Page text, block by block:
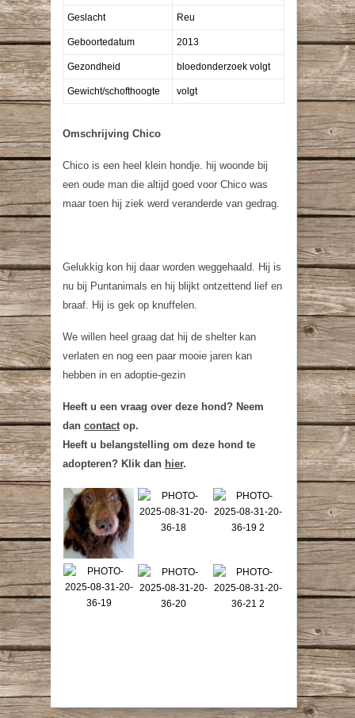
Geslacht Reu
Geboortedatum 2013
Gezondheid bloedonderzoek volgt
Gewicht/schofthoogte volgt
Omschrijving Chico
Chico is een heel klein hondje. hij woonde bij
een oude man die altijd goed voor Chico was
maar toen hij ziek werd veranderde van gedrag.
Gelukkig kon hij daar worden weggehaald. Hij is
nu bij Puntanimals en hij blijkt ontzettend lief en
braaf. Hij is gek op knuffelen.
We willen heel graag dat hij de shelter kan
verlaten en nog een paar mooie jaren kan
hebben in en adoptie-gezin
Heeft u een vraag over deze hond? Neem
dan contactop.
Heeft u belangstelling om deze hond te
adopteren? Klik dan hier.